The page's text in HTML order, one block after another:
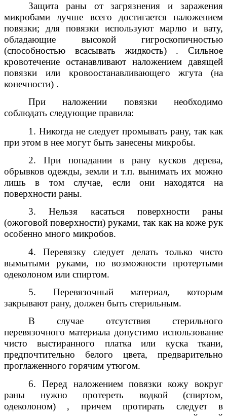
Защита раны от загрязнения и заражения
микробами лучше всего достигается наложением
повязки; для повязки используют марлю и вату,
обладающие высокой гигроскопичностью
(способностью всасывать жидкость) . Сильное
кровотечение останавливают наложением давящей
повязки или кровоостанавливающего жгута (на
конечности) .
При наложении повязки необходимо
соблюдать следующие правила:
1. Никогда не следует промывать рану, так как
при этом в нее могут быть занесены микробы.
2. При попадании в рану кусков дерева,
обрывков одежды, земли и т.п. вынимать их можно
лишь в том случае, если они находятся на
поверхности раны.
3. Нельзя касаться поверхности раны
(ожоговой поверхности) руками, так как на коже рук
особенно много микробов.
4. Перевязку следует делать только чисто
вымытыми руками, по возможности протертыми
одеколоном или спиртом.
5. Перевязочный материал, которым
закрывают рану, должен быть стерильным.
В случае отсутствия стерильного
перевязочного материала допустимо использование
чисто выстиранного платка или куска ткани,
предпочтительно белого цвета, предварительно
проглаженного горячим утюгом.
6. Перед наложением повязки кожу вокруг
раны нужно протереть водкой (спиртом,
одеколоном) , причем протирать следует в